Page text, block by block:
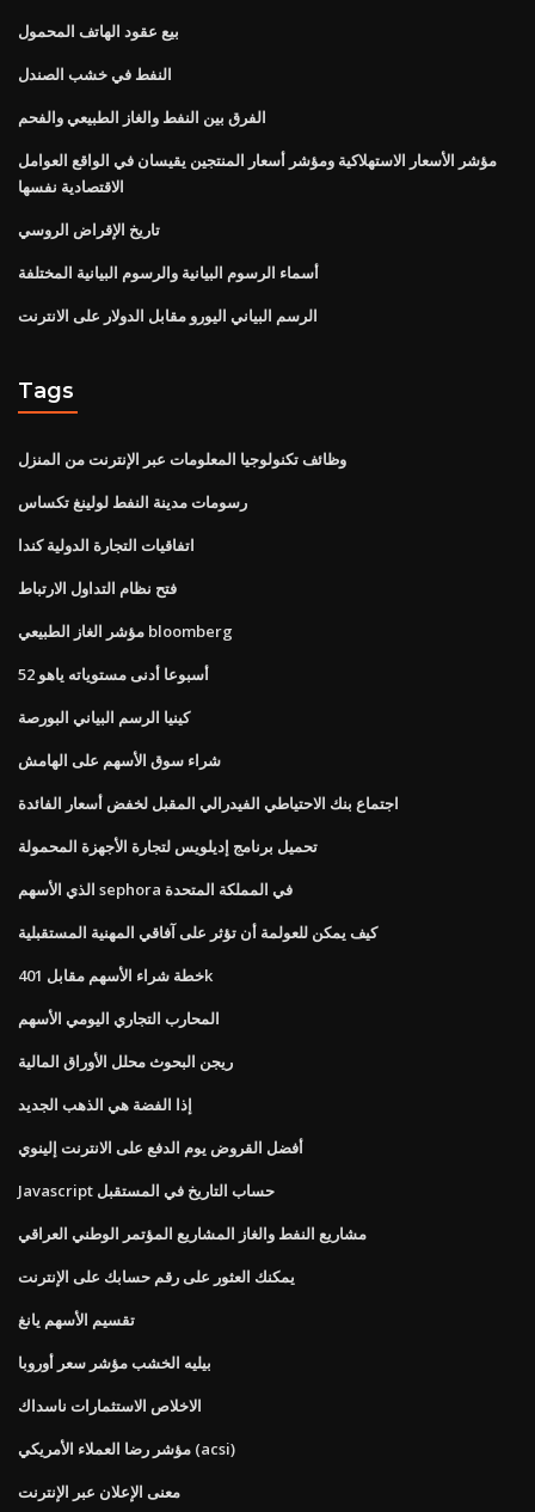
بيع عقود الهاتف المحمول
النفط في خشب الصندل
الفرق بين النفط والغاز الطبيعي والفحم
مؤشر الأسعار الاستهلاكية ومؤشر أسعار المنتجين يقيسان في الواقع العوامل
الاقتصادية نفسها
تاريخ الإقراض الروسي
أسماء الرسوم البيانية والرسوم البيانية المختلفة
الرسم البياني اليورو مقابل الدولار على الانترنت
Tags
وظائف تكنولوجيا المعلومات عبر الإنترنت من المنزل
رسومات مدينة النفط لولينغ تكساس
اتفاقيات التجارة الدولية كندا
فتح نظام التداول الارتباط
مؤشر الغاز الطبيعي bloomberg
52 أسبوعا أدنى مستوياته ياهو
كينيا الرسم البياني البورصة
شراء سوق الأسهم على الهامش
اجتماع بنك الاحتياطي الفيدرالي المقبل لخفض أسعار الفائدة
تحميل برنامج إديلويس لتجارة الأجهزة المحمولة
الذي الأسهم sephora في المملكة المتحدة
كيف يمكن للعولمة أن تؤثر على آفاقي المهنية المستقبلية
خطة شراء الأسهم مقابل 401k
المحارب التجاري اليومي الأسهم
ريجن البحوث محلل الأوراق المالية
إذا الفضة هي الذهب الجديد
أفضل القروض يوم الدفع على الانترنت إلينوي
Javascript حساب التاريخ في المستقبل
مشاريع النفط والغاز المشاريع المؤتمر الوطني العراقي
يمكنك العثور على رقم حسابك على الإنترنت
تقسيم الأسهم يانغ
بيليه الخشب مؤشر سعر أوروبا
الاخلاص الاستثمارات ناسداك
مؤشر رضا العملاء الأمريكي (acsi)
معنى الإعلان عبر الإنترنت